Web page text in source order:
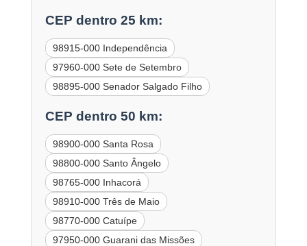
CEP dentro 25 km:
98915-000 Independência
97960-000 Sete de Setembro
98895-000 Senador Salgado Filho
CEP dentro 50 km:
98900-000 Santa Rosa
98800-000 Santo Ângelo
98765-000 Inhacorá
98910-000 Três de Maio
98770-000 Catuípe
97950-000 Guarani das Missões